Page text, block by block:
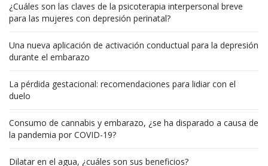
¿Cuáles son las claves de la psicoterapia interpersonal breve
para las mujeres con depresión perinatal?
Una nueva aplicación de activación conductual para la depresión
durante el embarazo
La pérdida gestacional: recomendaciones para lidiar con el
duelo
Consumo de cannabis y embarazo, ¿se ha disparado a causa de
la pandemia por COVID-19?
Dilatar en el agua, ¿cuáles son sus beneficios?